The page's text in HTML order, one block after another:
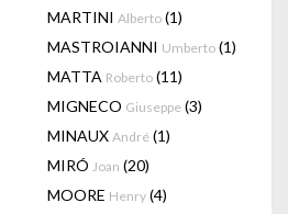
MARTINI Alberto (1)
MASTROIANNI Umberto (1)
MATTA Roberto (11)
MIGNECO Giuseppe (3)
MINAUX André (1)
MIRÓ Joan (20)
MOORE Henry (4)